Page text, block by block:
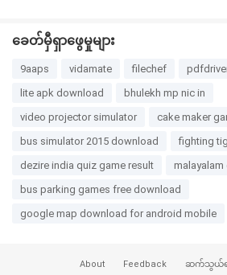
ခေတ်မှီရှာဖွေမှုများ
9aaps vidamate filechef
lite apk download
bhulekh mp nic in
video projector simulator
cake maker
bus simulator 2015 download
fighting
dezire india quiz game result
bus parking games free download
google map download for android mobile
About Feedback ဆက်သွယ်